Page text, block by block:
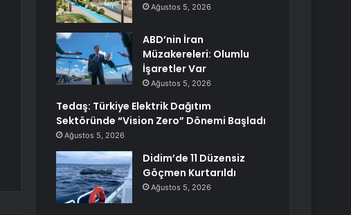
Ağustos 5, 2026
ABD’nin İran
Müzakereleri: Olumlu
İşaretler Var
Ağustos 5, 2026
Tedaş: Türkiye Elektrik Dağıtım
Sektöründe “Vision Zero” Dönemi Başladı
Ağustos 5, 2026
Didim’de 11 Düzensiz
Göçmen Kurtarıldı
Ağustos 5, 2026